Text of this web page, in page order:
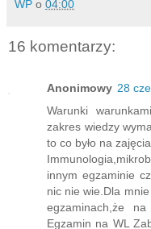
WP o 04:00
16 komentarzy:
Anonimowy 28
Warunki
zakres wiedzy
to co było na
innym egzaminie
nic nie wie.Dla
egzaminach,że
Egzamin na WL